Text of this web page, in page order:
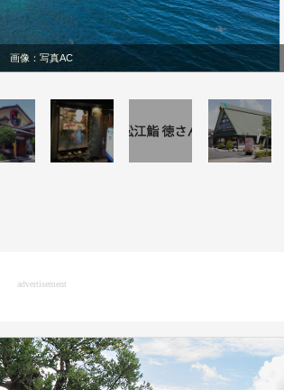
画像：写真AC
advertisement